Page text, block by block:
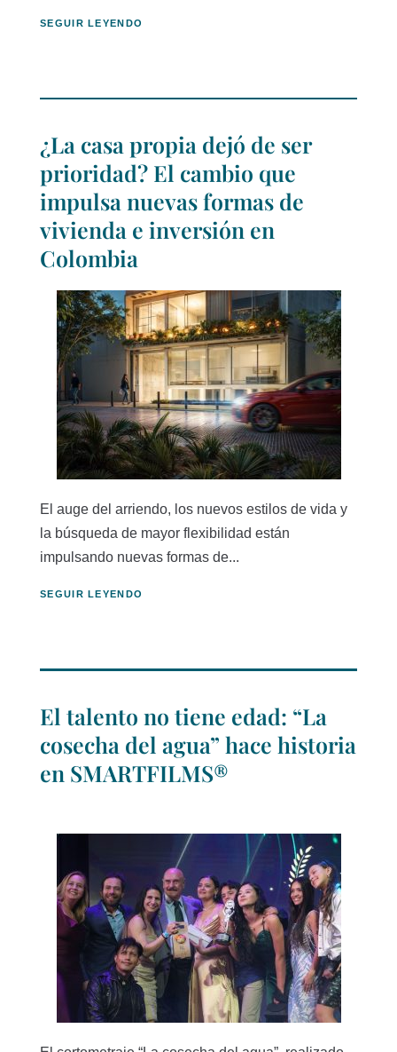
SEGUIR LEYENDO
¿La casa propia dejó de ser
prioridad? El cambio que
impulsa nuevas formas de
vivienda e inversión en
Colombia
El auge del arriendo, los nuevos estilos de vida y
la búsqueda de mayor flexibilidad están
impulsando nuevas formas de...
SEGUIR LEYENDO
El talento no tiene edad: “La
cosecha del agua” hace historia
en SMARTFILMS®